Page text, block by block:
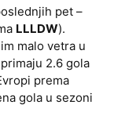
pet –
LLLDW).
malo vetra u
2.6 gola
prema
gola u sezoni